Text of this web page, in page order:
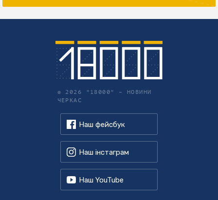
© 2026 "18000" – НОВИНИ
ЧЕРКАС
Наш фейсбук
Наш інстаграм
Наш YouTube